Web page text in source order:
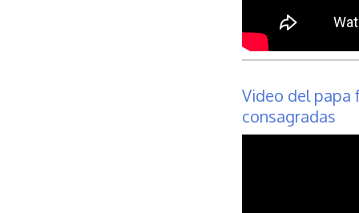
Video del papa
consagradas